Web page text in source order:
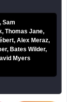
Sam
Thomas Jane,
Alex Meraz,
Bates Wilder,
Myers